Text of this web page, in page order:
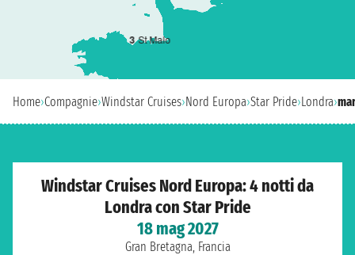
3 St Malo
Home›Compagnie›Windstar Cruises›Nord Europa›Star Pride›Londra›
Windstar Cruises Nord Europa: 4 notti da
Londra con Star Pride
18 mag 2027
Gran Bretagna, Francia